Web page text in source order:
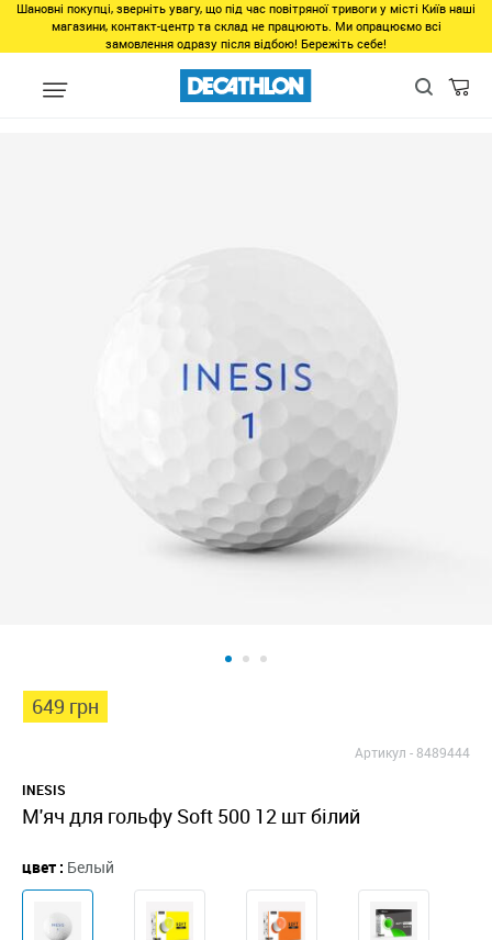
Шановні покупці, зверніть увагу, що під час повітряної тривоги у місті Київ наші
магазини, контакт-центр та склад не працюють. Ми опрацюємо всі
замовлення одразу після відбою! Бережіть себе!
Виды спорта Точные виды спорта Снаряжение
649 грн
Артикул -8489444
INESIS
М'яч для гольфу Soft 500 12 шт білий
цвет : Белый